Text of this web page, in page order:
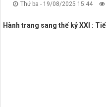
Thứ ba - 19/08/2025 15:44
Hành trang sang thế kỷ XXI :